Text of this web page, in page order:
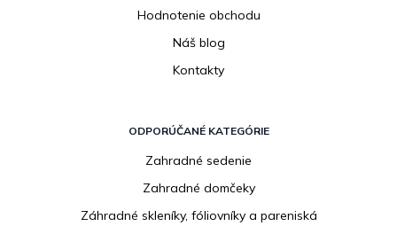
Hodnotenie obchodu
Náš blog
Kontakty
ODPORÚČANÉ KATEGÓRIE
Zahradné sedenie
Zahradné domčeky
Záhradné skleníky, fóliovníky a pareniská